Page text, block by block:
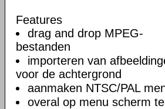
Features
drag and drop MPEG-
bestanden
importeren van
voor de achtergrond
aanmaken NTSC/PAL
overal op menu scherm